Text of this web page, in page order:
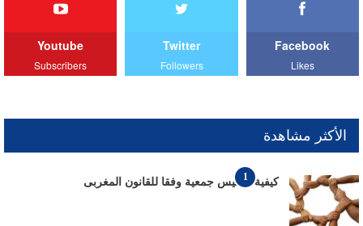
Facebook
Likes
Twitter
Followers
Youtube
Subscribers
الأكثر مشاهدة
1
كيفية تأسيس جمعية وفقا للقانون المغربى